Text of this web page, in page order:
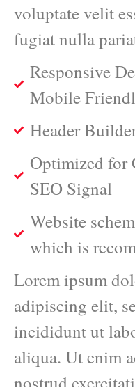
voluptate velit
fugiat nulla
Responsive
Mobile
Header
Optimized for
SEO Signal
Website
which is
Lorem ipsum
adipiscing elit,
incididunt ut
aliqua. Ut enim